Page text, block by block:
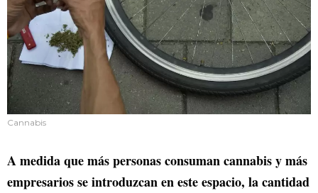
Cannabis
A medida que más personas consuman cannabis y más
empresarios se introduzcan en este espacio, la cantidad